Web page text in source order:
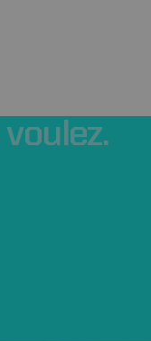
voulez.